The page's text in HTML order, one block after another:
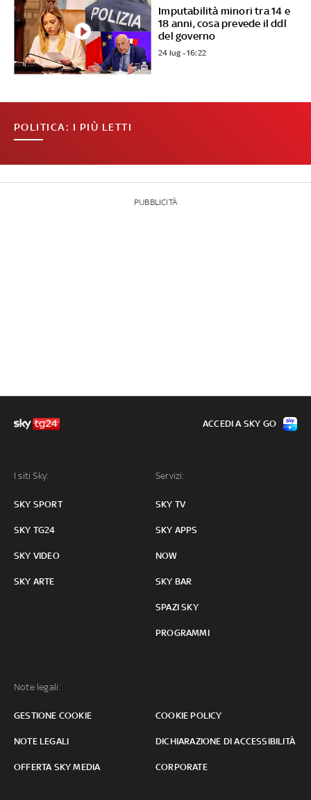
Imputabilità minori tra 14 e
18 anni, cosa prevede il ddl
del governo
24 lug - 16:22
POLITICA: I PIÙ LETTI
PUBBLICITÀ
I siti Sky:
SKY SPORT
SKY TG24
SKY VIDEO
SKY ARTE
Servizi:
SKY TV
SKY APPS
NOW
SKY BAR
SPAZI SKY
PROGRAMMI
Note legali:
GESTIONE COOKIE COOKIE POLICY
NOTE LEGALI DICHIARAZIONE DI ACCESSIBILITÀ
OFFERTA SKY MEDIA CORPORATE
ACCEDI A SKY GO